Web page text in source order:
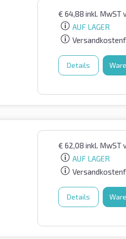
€ 64,88 inkl. MwST
AUF LAGER
Details
€ 62,08 inkl. MwST
AUF LAGER
Details